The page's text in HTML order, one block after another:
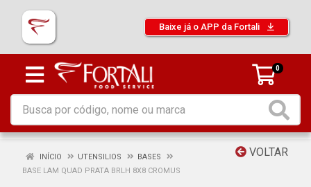
Baixe já o APP da Fortali
0
VOLTAR
INÍCIO UTENSILIOS
BASES
BASE LAM QUAD PRATA BRLH 8X8 CROMUS